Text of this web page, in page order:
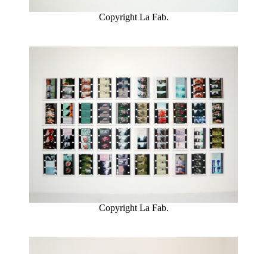
Copyright La Fab.
Copyright La Fab.